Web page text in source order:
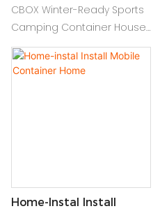
Siap Musim Dingin Dijual
CBOX Winter-Ready Sports
Camping Container House
menawarkan tempat
penampungan yang tahan
lama dan tahan salju, ideal
Home-Instal Install